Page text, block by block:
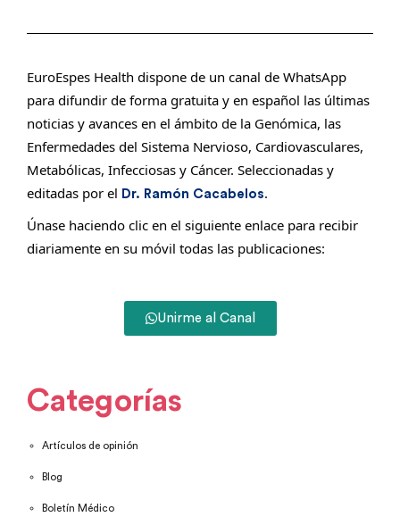
EuroEspes Health dispone de un canal de WhatsApp
para difundir de forma gratuita y en español las últimas
noticias y avances en el ámbito de la Genómica, las
Enfermedades del Sistema Nervioso, Cardiovasculares,
Metabólicas, Infecciosas y Cáncer. Seleccionadas y
editadas por el Dr. Ramón Cacabelos.
Únase haciendo clic en el siguiente enlace para recibir
diariamente en su móvil todas las publicaciones:
Unirme al Canal
Categorías
Artículos de opinión
Blog
Boletín Médico